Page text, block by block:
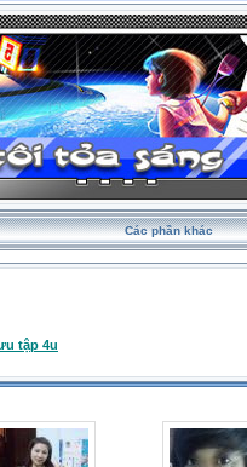
Các phần khác
tập 4u